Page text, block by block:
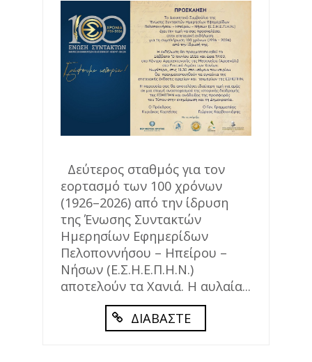
Δεύτερος σταθμός για τον
εορτασμό των 100 χρόνων
(1926–2026) από την ίδρυση
της Ένωσης Συντακτών
Ημερησίων Εφημερίδων
Πελοποννήσου – Ηπείρου –
Νήσων (Ε.Σ.Η.Ε.Π.Η.Ν.)
αποτελούν τα Χανιά. Η αυλαία...
ΔΙΑΒΑΣΤΕ